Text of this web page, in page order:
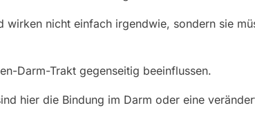
wirken nicht einfach irgendwie, sondern sie
Darm-Trakt gegenseitig beeinflussen.
hier die Bindung im Darm oder eine